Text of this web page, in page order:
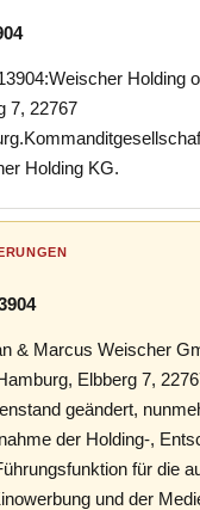
Holding
7, 22767
Holding KG.
& Marcus Weischer
Elbberg 7,
geändert,
der Holding-,
für die
und der